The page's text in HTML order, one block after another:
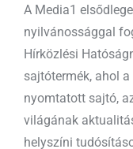
A Media1
nyilvánossággal
Hírközlési
sajtótermék, ahol
nyomtatott sajtó,
világának
helyszíni